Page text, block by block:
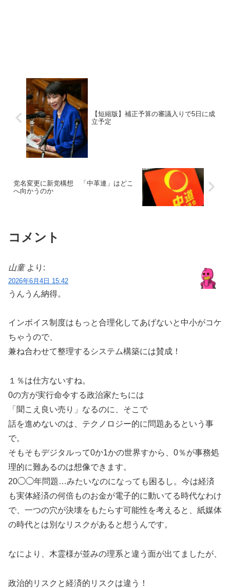
【短縮版】補正予算の審議入りで5日に成
立予定
党名変更に新党構想 「中革連」はどこ
へ向かうのか
コメント
山童 より:
2026年6月4日 15:42
うんうん納得。
インボイス制度はもっと合理化してあげないと中小がコケ
ちゃうので、
兼ね合わせて整理するシステム構築には賛成！
１％は仕方ないすね。
0の方が実行命令する政治家たちには
「聞こえ良い売り」なるのに、そこで
話を進めないのは、テクノロジー的に問題あるという事
で。
そもそもデジタルって0か1かの世界すから、0％が事務処
理的に難あるのは想像できます。
20◯◯年問題…みたいなのになっても困るし。今は経済
も実体経済の何倍ものお金が電子的に動いてる時代なわけ
で、一つの穴が決壊をもたらす可能性を考えると、紙媒体
の時代とは別なリスクがあると想うんです。
なにより、木霊様が並みの理系と違う面が出てましたが、
政治的リスクと経済的リスクは違う！